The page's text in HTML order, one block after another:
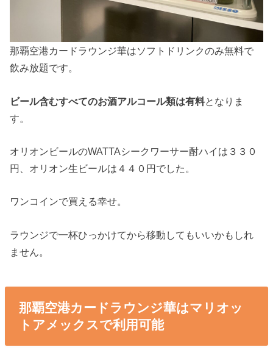
那覇空港カードラウンジ華はソフトドリンクのみ無料で
飲み放題です。
ビール含むすべてのお酒アルコール類は有料となりま
す。
オリオンビールのWATTAシークワーサー酎ハイは３３０
円、オリオン生ビールは４４０円でした。
ワンコインで買える幸せ。
ラウンジで一杯ひっかけてから移動してもいいかもしれ
ません。
那覇空港カードラウンジ華はマリオッ
トアメックスで利用可能